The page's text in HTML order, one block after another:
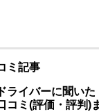
ミ記事
ライバーに聞いた
コミ(評価・評判)